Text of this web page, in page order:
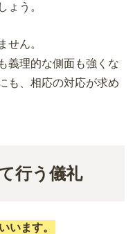
ょう。
せん。
義理的な側面も強くな
も、相応の対応が求め
行う儀礼
います。